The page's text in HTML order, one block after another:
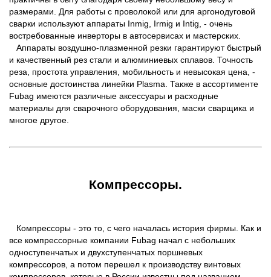
размерами. Для работы с проволокой или для аргонодуговой
сварки используют аппараты Inmig, Irmig и Intig, - очень
востребованные инверторы в автосервисах и мастерских.
Аппараты воздушно-плазменной резки гарантируют быстрый
и качественный рез стали и алюминиевых сплавов. Точность
реза, простота управления, мобильность и невысокая цена, -
основные достоинства линейки Plasma. Также в ассортименте
Fubag имеются различные аксессуары и расходные
материалы для сварочного оборудования, маски сварщика и
многое другое.
Компрессоры.
Компрессоры - это то, с чего началась история фирмы. Как и
все компрессорные компании Fubag начал с небольших
одноступенчатых и двухступенчатых поршневых
компрессоров, а потом перешел к производству винтовых